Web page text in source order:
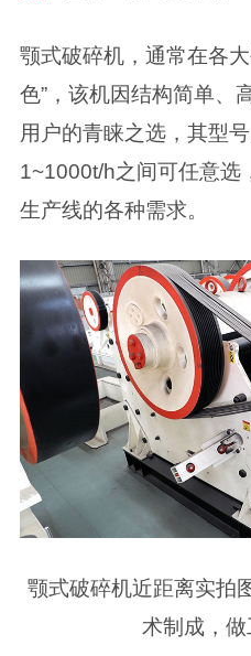
颚式破碎机，通常在各
色”，该机因结构简单、
用户的青睐之选，其型
1~1000t/h之间可任意选
生产线的各种需求。
颚式破碎机近距离实拍
术制成，